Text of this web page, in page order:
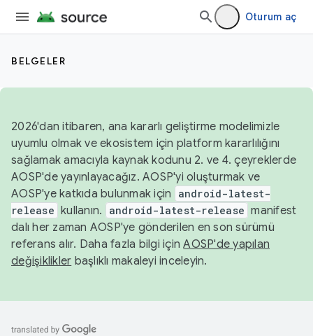
Oturum aç
BELGELER
2026'dan itibaren, ana kararlı geliştirme modelimizle
uyumlu olmak ve ekosistem için platform kararlılığını
sağlamak amacıyla kaynak kodunu 2. ve 4. çeyreklerde
AOSP'de yayınlayacağız. AOSP'yi oluşturmak ve
AOSP'ye katkıda bulunmak için
android-latest-
release kullanın. android-latest-release manifest
dalı her zaman AOSP'ye gönderilen en son sürümü
referans alır. Daha fazla bilgi içinAOSP'de yapılan
değişiklikler başlıklı makaleyi inceleyin.